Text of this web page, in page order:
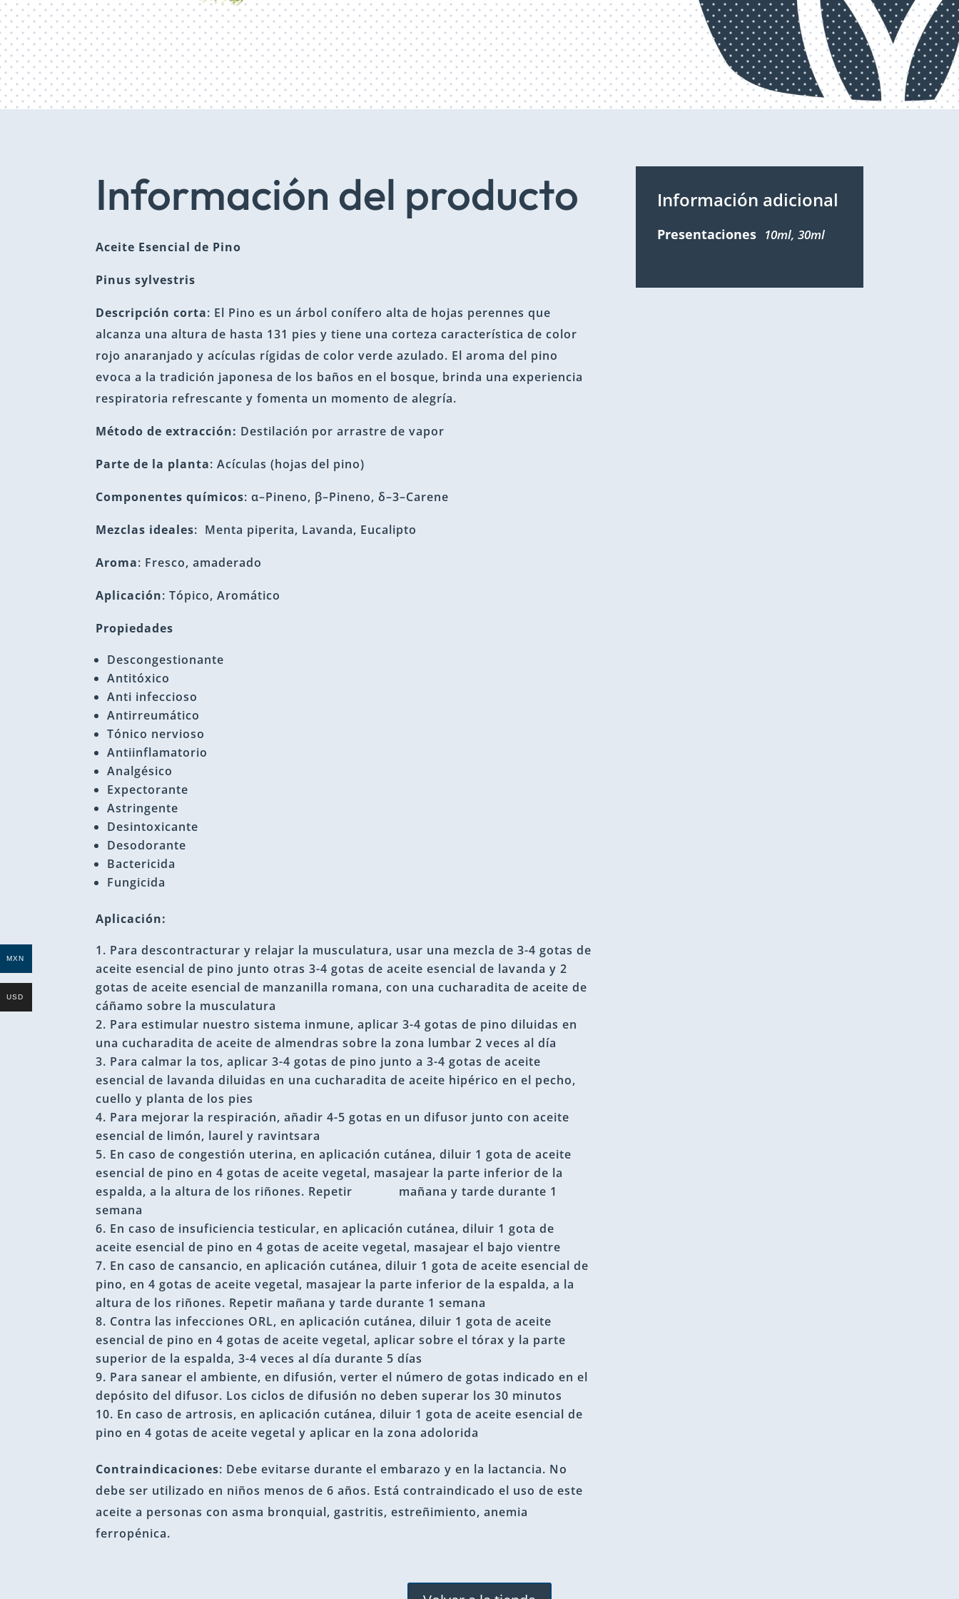
Información del producto
Aceite Esencial de Pino
Pinus sylvestris
Descripción corta: El Pino es un árbol conífero alta de hojas perennes que
alcanza una altura de hasta 131 pies y tiene una corteza característica de color
rojo anaranjado y acículas rígidas de color verde azulado. El aroma del pino
evoca a la tradición japonesa de los baños en el bosque, brinda una experiencia
respiratoria refrescante y fomenta un momento de alegría.
Método de extracción: Destilación por arrastre de vapor
Parte de la planta: Acículas (hojas del pino)
Componentes químicos: α–Pineno, β–Pineno, δ–3–Carene
Mezclas ideales: Menta piperita, Lavanda, Eucalipto
Aroma: Fresco, amaderado
Aplicación: Tópico, Aromático
Propiedades
Descongestionante
Antitóxico
Anti infeccioso
Antirreumático
Tónico nervioso
Antiinflamatorio
Analgésico
Expectorante
Astringente
Desintoxicante
Desodorante
Bactericida
Fungicida
Aplicación:
Para descontracturar y relajar la musculatura, usar una mezcla de 3-4 gotas de
aceite esencial de pino junto otras 3-4 gotas de aceite esencial de lavanda y 2
gotas de aceite esencial de manzanilla romana, con una cucharadita de aceite de
cáñamo sobre la musculatura
Para estimular nuestro sistema inmune, aplicar 3-4 gotas de pino diluidas en
una cucharadita de aceite de almendras sobre la zona lumbar 2 veces al día
Para calmar la tos, aplicar 3-4 gotas de pino junto a 3-4 gotas de aceite
esencial de lavanda diluidas en una cucharadita de aceite hipérico en el pecho,
cuello y planta de los pies
Para mejorar la respiración, añadir 4-5 gotas en un difusor junto con aceite
esencial de limón, laurel y ravintsara
En caso de congestión uterina, en aplicación cutánea, diluir 1 gota de aceite
esencial de pino en 4 gotas de aceite vegetal, masajear la parte inferior de la
espalda, a la altura de los riñones. Repetir mañana y tarde durante 1
semana
En caso de insuficiencia testicular, en aplicación cutánea, diluir 1 gota de
aceite esencial de pino en 4 gotas de aceite vegetal, masajear el bajo vientre
En caso de cansancio, en aplicación cutánea, diluir 1 gota de aceite esencial de
pino, en 4 gotas de aceite vegetal, masajear la parte inferior de la espalda, a la
altura de los riñones. Repetir mañana y tarde durante 1 semana
Contra las infecciones ORL, en aplicación cutánea, diluir 1 gota de aceite
esencial de pino en 4 gotas de aceite vegetal, aplicar sobre el tórax y la parte
superior de la espalda, 3-4 veces al día durante 5 días
Para sanear el ambiente, en difusión, verter el número de gotas indicado en el
depósito del difusor. Los ciclos de difusión no deben superar los 30 minutos
En caso de artrosis, en aplicación cutánea, diluir 1 gota de aceite esencial de
pino en 4 gotas de aceite vegetal y aplicar en la zona adolorida
Contraindicaciones: Debe evitarse durante el embarazo y en la lactancia. No
debe ser utilizado en niños menos de 6 años. Está contraindicado el uso de este
aceite a personas con asma bronquial, gastritis, estreñimiento, anemia
ferropénica.
Información adicional
Presentaciones 10ml, 30ml
MXN
USD